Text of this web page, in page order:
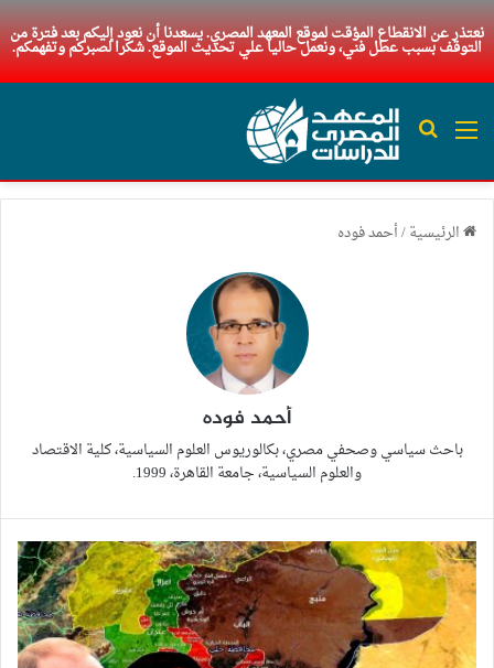
نعتذر عن الانقطاع المؤقت لموقع المعهد المصري. يسعدنا أن نعود إليكم بعد فترة من
التوقف بسبب عطل فني، ونعمل حاليا علي تحديث الموقع. شكرا لصبركم وتفهمكم.
القائمة بحث عن
الرئيسية/أحمد فوده
أحمد فوده
باحث سياسي وصحفي مصري، بكالوريوس العلوم السياسية، كلية الاقتصاد
والعلوم السياسية، جامعة القاهرة، 1999.